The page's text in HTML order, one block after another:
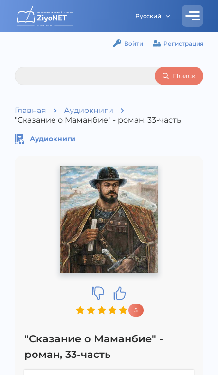
Русский
Войти Регистрация
Поиск
Главная
Аудиокниги
"Сказание о Маманбие" - роман, 33-часть
Аудиокниги
5
"Сказание о Маманбие" -
роман, 33-часть